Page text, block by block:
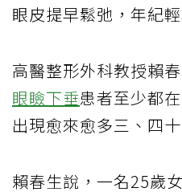
眼皮提早鬆弛，年紀
高醫整形外科教授賴
眼瞼下垂患者至少都
出現愈來愈多三、四
賴春生說，一名25歲